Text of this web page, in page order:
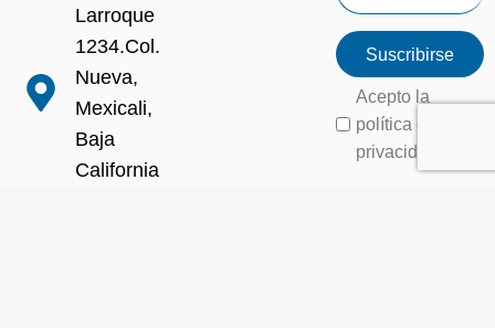
Larroque
1234.Col.
Nueva,
Mexicali,
Baja
California
Suscribirse
Acepto la
política de
privacidad